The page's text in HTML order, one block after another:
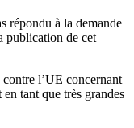
répondu à la demande
publication de cet
contre l’UE concernant
tant que très grandes